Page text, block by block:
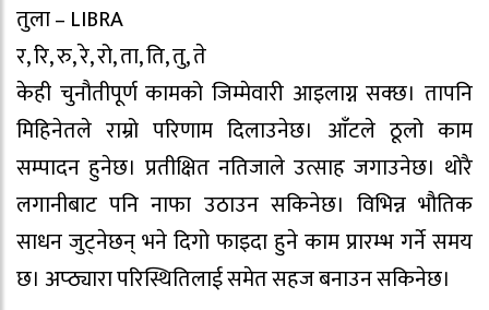
तुला – LIBRA
र, रि, रु, रे, रो, ता, ति, तु, ते
केही चुनौतीपूर्ण कामको जिम्मेवारी आइलाग्न सक्छ। तापनि
मिहिनेतले राम्रो परिणाम दिलाउनेछ। आँटले ठूलो काम
सम्पादन हुनेछ। प्रतीक्षित नतिजाले उत्साह जगाउनेछ। थोरै
लगानीबाट पनि नाफा उठाउन सकिनेछ। विभिन्न भौतिक
साधन जुट्नेछन् भने दिगो फाइदा हुने काम प्रारम्भ गर्ने समय
छ। अप्ठ्यारा परिस्थितिलाई समेत सहज बनाउन सकिनेछ।